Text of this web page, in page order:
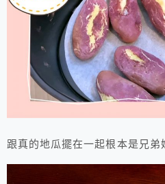
跟真的地瓜擺在一起根本是兄弟